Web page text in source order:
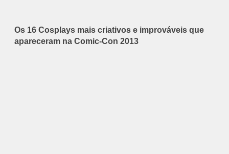
Os 16 Cosplays mais criativos e improváveis que
apareceram na Comic-Con 2013